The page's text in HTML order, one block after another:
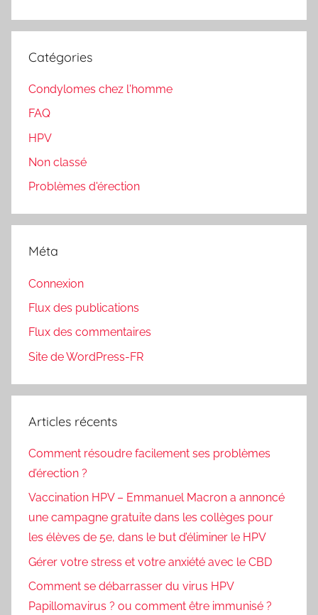
Catégories
Condylomes chez l'homme
FAQ
HPV
Non classé
Problèmes d'érection
Méta
Connexion
Flux des publications
Flux des commentaires
Site de WordPress-FR
Articles récents
Comment résoudre facilement ses problèmes
d’érection ?
Vaccination HPV – Emmanuel Macron a annoncé
une campagne gratuite dans les collèges pour
les élèves de 5e, dans le but d’éliminer le HPV
Gérer votre stress et votre anxiété avec le CBD
Comment se débarrasser du virus HPV
Papillomavirus ? ou comment être immunisé ?